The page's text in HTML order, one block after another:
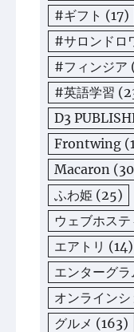
#ギフト (17)
#サロンドロ
#フィンジア
#英語学習
D3
Frontwing
Macaron
ふわ姫 (25)
ウェブホス
エアトリ (14)
エンターグラ
オンライン
グルメ (163)